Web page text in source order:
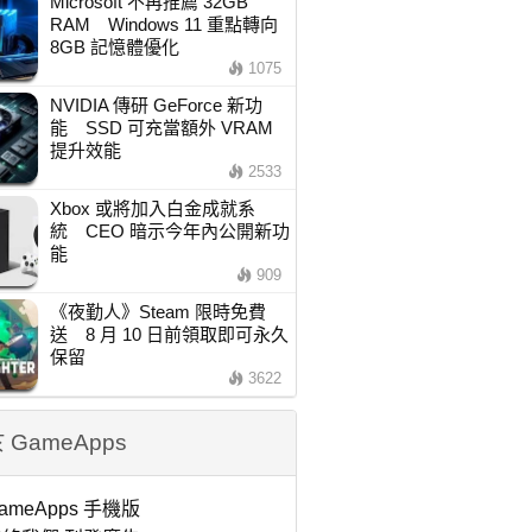
RAM Windows 11 重點轉向
8GB 記憶體優化
1075
NVIDIA 傳研 GeForce 新功
能 SSD 可充當額外 VRAM
提升效能
2533
Xbox 或將加入白金成就系
統 CEO 暗示今年內公開新功
能
909
《夜勤人》Steam 限時免費
送 8 月 10 日前領取即可永久
保留
3622
GameApps
手機版